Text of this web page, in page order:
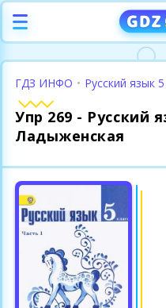
ГДЗ ИНФО • Русский язык
Упр 269 - Русский
Ладыженская